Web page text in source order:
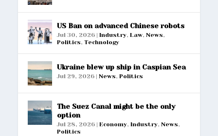
US Ban on advanced Chinese robots
Jul 30, 2026 |Industry,Law,News,
Politics,Technology
Ukraine blew up ship in Caspian Sea
Jul 29, 2026 |News,Politics
The Suez Canal might be the only
option
Jul 28, 2026 |Economy,Industry,News,
Politics